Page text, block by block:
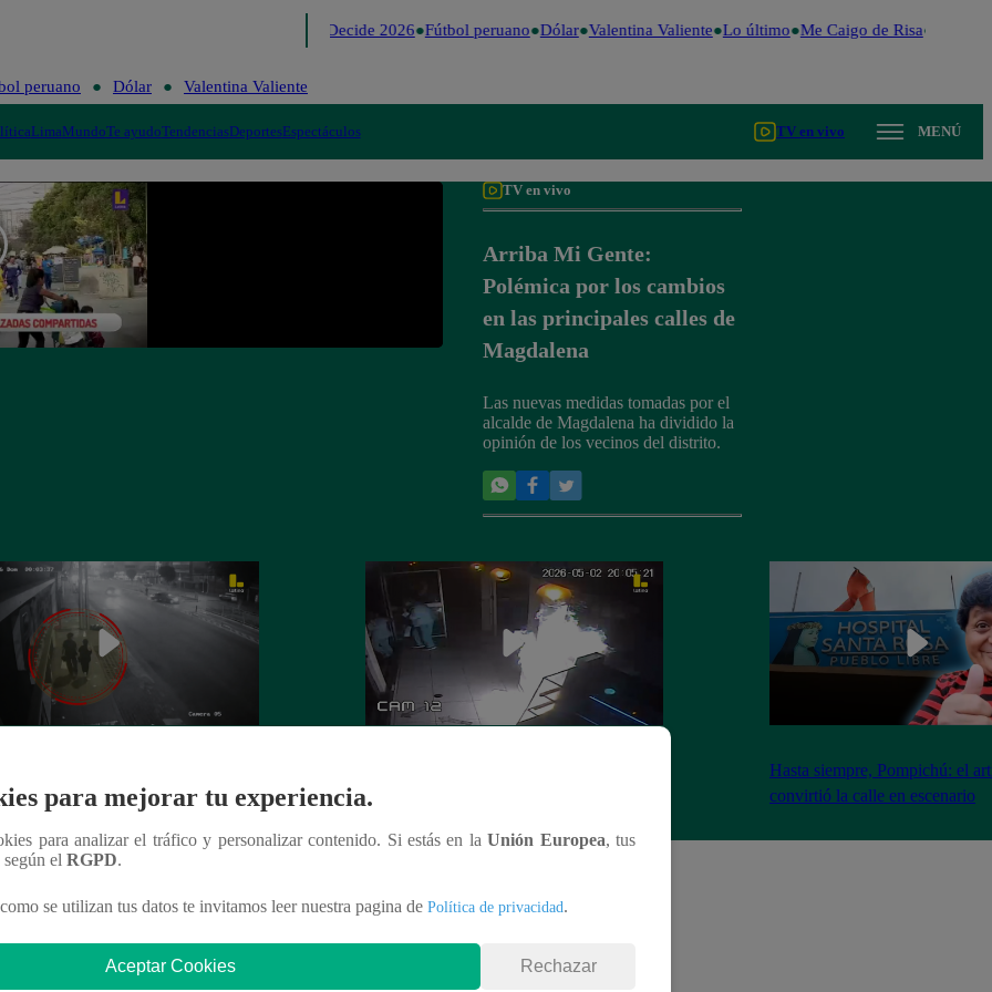
Perú Decide 2026 Fútbol peruano Dólar Valentina Valiente Lo último Me Caigo de Risa
peruano Dólar Valentina Valiente
LimaMundoTe ayudoTendenciasDeportesEspectáculos TV en vivo MENÚ
TV en vivo
Arriba Mi Gente:
Polémica por los cambios
en las principales calles de
Magdalena
Las nuevas medidas tomadas por el
alcalde de Magdalena ha dividido la
opinión de los vecinos del distrito.
Hasta siempre, Pompichú: el
convirtió la calle en escenario
para mejorar tu experiencia.
para analizar el tráfico y personalizar contenido. Si estás en laUnión Europea, tus
según el RGPD.
se utilizan tus datos te invitamos leer nuestra pagina de Política de privacidad.
Aceptar Cookies Rechazar